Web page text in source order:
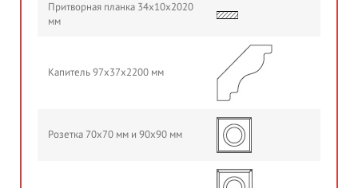
Притворная планка 34х10х2020
мм
Капитель 97х37х2200 мм
Розетка 70х70 мм и 90х90 мм